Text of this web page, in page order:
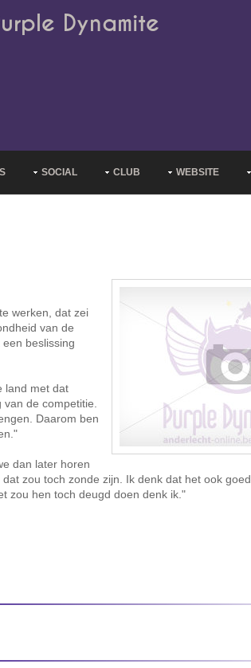
Dynamite
SOCIAL CLUB WEBSITE
werken, dat zei
van de
beslissing
land met dat
de competitie.
Daarom ben
dan later horen
zou toch zonde zijn. Ik denk dat het ook
zou hen toch deugd doen denk ik."